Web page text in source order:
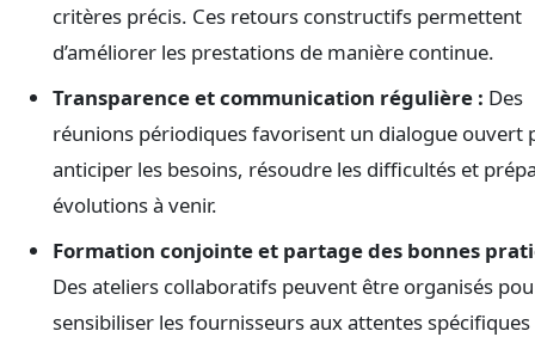
critères précis. Ces retours constructifs permettent
d’améliorer les prestations de manière continue.
Transparence et communication régulière : Des
réunions périodiques favorisent un dialogue ouvert
anticiper les besoins, résoudre les difficultés et
évolutions à venir.
Formation conjointe et partage des bonnes
Des ateliers collaboratifs peuvent être organisés
sensibiliser les fournisseurs aux attentes spécifiques